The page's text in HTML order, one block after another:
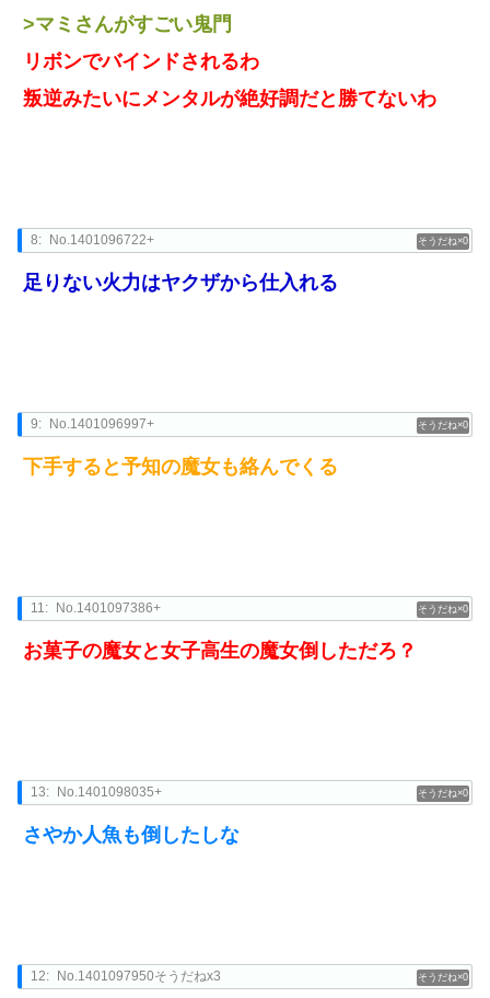
>マミさんがすごい鬼門
リボンでバインドされるわ
叛逆みたいにメンタルが絶好調だと勝てないわ
0
8: No.1401096722+
足りない火力はヤクザから仕入れる
0
9: No.1401096997+
下手すると予知の魔女も絡んでくる
0
11: No.1401097386+
お菓子の魔女と女子高生の魔女倒しただろ？
0
13: No.1401098035+
さやか人魚も倒したしな
0
12: No.1401097950そうだねx3